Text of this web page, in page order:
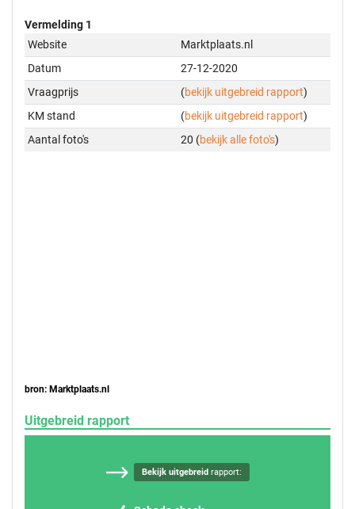
Vermelding 1
Website
Marktplaats.nl
Datum
27-12-2020
Vraagprijs
(bekijk uitgebreid rapport)
KM stand
(bekijk uitgebreid rapport)
Aantal foto's
20 (bekijk alle foto's)
bron: Marktplaats.nl
Uitgebreid rapport
Bekijk uitgebreidrapport: